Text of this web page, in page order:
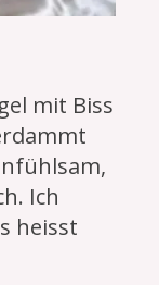
mit Biss
Ich
heisst